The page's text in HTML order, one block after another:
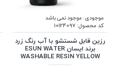
موجودی: موجود نمی باشد
کد محصول:10124097
رزین قابل شستشو با آب رنگ زرد
برند ایسان ESUN WATER
WASHABLE RESIN YELLOW